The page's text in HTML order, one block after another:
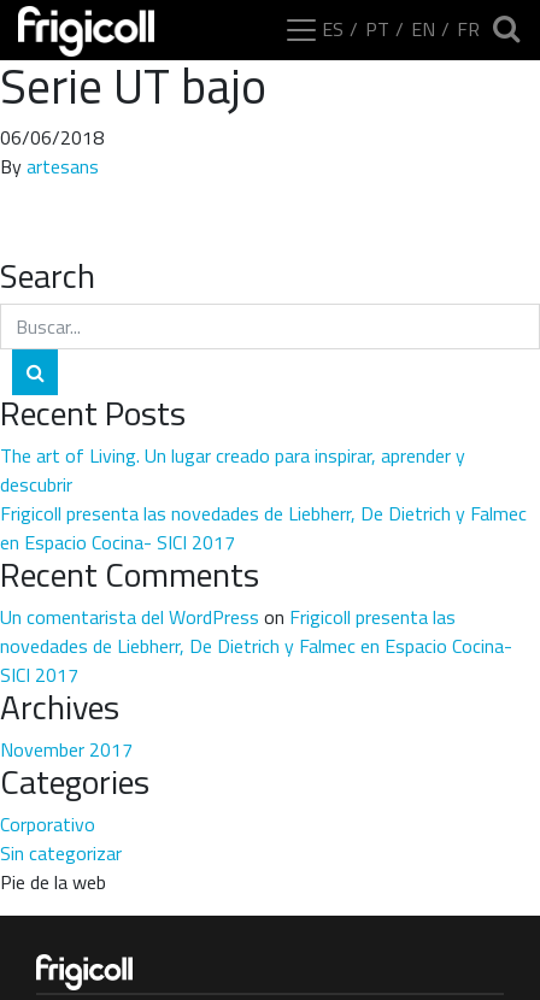
ES PT EN FR
Serie UT bajo
06/06/2018
Byartesans
Search
Buscar por:
Buscar
Recent Posts
The art of Living. Un lugar creado para inspirar, aprender y
descubrir
Frigicoll presenta las novedades de Liebherr, De Dietrich y Falmec
en Espacio Cocina- SICI 2017
Recent Comments
Un comentarista del WordPress on Frigicoll presenta las
novedades de Liebherr, De Dietrich y Falmec en Espacio Cocina-
SICI 2017
Archives
November 2017
Categories
Corporativo
Sin categorizar
Pie de la web